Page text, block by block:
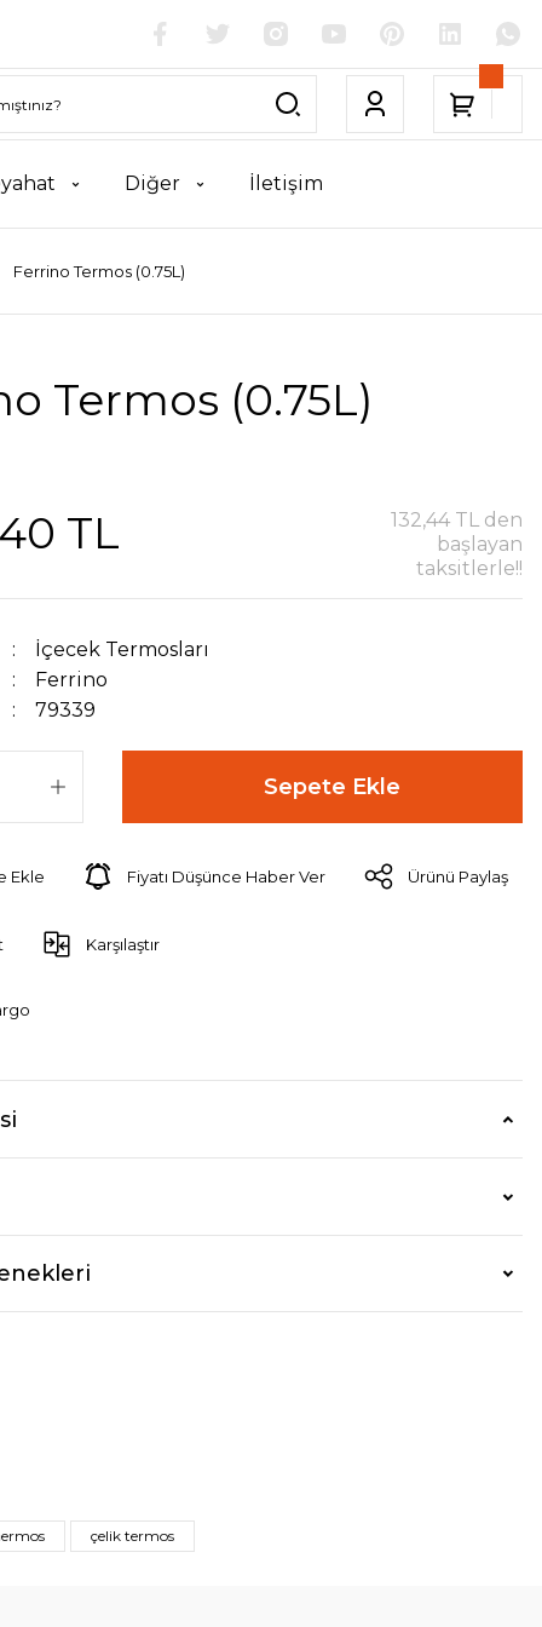
Diğer İletişim
Ferrino Termos (0.75L)
Termos (0.75L)
TL
132,44 TL den
başlayan
taksitlerle!!
İçecek Termosları
Ferrino
79339
Sepete Ekle
Fiyatı Düşünce Haber Ver Ürünü Paylaş
Karşılaştır
çelik termos